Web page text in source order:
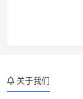
关于我们